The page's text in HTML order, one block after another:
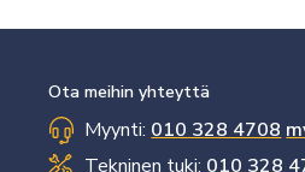
Ota meihin yhteyttä
Myynti: 010 328 4708
Tekninen tuki: 010 328